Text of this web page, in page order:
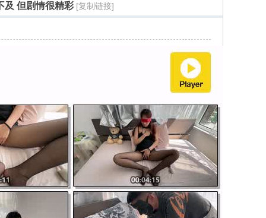
及 但剧情很精彩 [复制链接]